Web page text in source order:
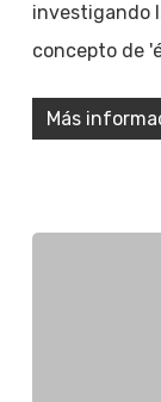
investigando
concepto de
Más